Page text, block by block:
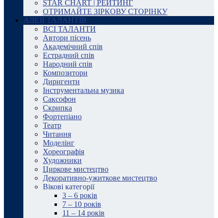
STAR CHART | РЕЙТИНГ
ОТРИМАЙТЕ ЗІРКОВУ СТОРІНКУ
АЛЕЯ ТАЛАНТІВ
ВСІ ТАЛАНТИ
Автори пісень
Академічний спів
Естрадний спів
Народний спів
Композитори
Диригенти
Інструментальна музика
Саксофон
Скрипка
Фортепіано
Театр
Читання
Моделінг
Хореографія
Художники
Циркове мистецтво
Декоративно-ужиткове мистецтво
Вікові категорії
3 – 6 років
7 – 10 років
11 – 14 років